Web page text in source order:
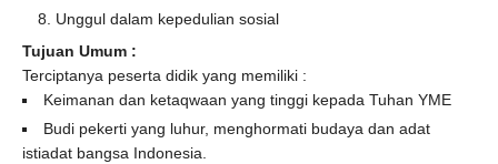
Unggul dalam kepedulian sosial
Tujuan Umum :
Terciptanya peserta didik yang memiliki :
Keimanan dan ketaqwaan yang tinggi kepada Tuhan YME
Budi pekerti yang luhur, menghormati budaya dan adat
istiadat bangsa Indonesia.